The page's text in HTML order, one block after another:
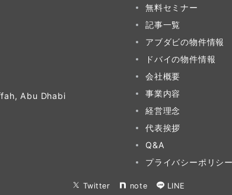
Abu Dhabi
無料セミナー
記事一覧
アブダビの物件情報
ドバイの物件情報
会社概要
事業内容
経営理念
代表挨拶
Q&A
プライバシーポリシ
Twitter note LINE